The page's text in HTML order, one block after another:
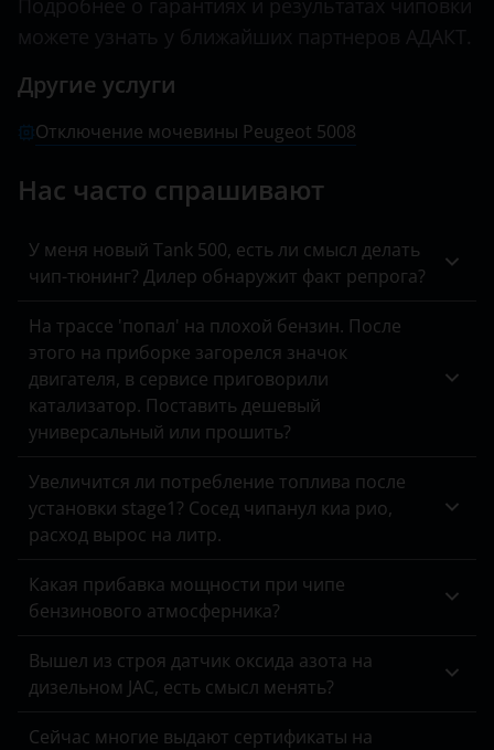
Renault
Saab
Seat
Skoda
Smart
SsangYong
Subaru
Tank
Toyota
Volkswagen
Vortex
Zotye
Changan
Chery
Chevrolet
Citroen
Daewoo
Daihatsu
Datsun
DongFeng
EXEED
FAW
Ford
301
307
4008
407
408
5008
508
Partner
Traveller
Другие услуги
Отключение мочевины Peugeot 5008
Нас часто спрашивают
У меня новый Tank 500, есть ли смысл делать
чип-тюнинг? Дилер обнаружит факт репрога?
На трассе 'попал' на плохой бензин. После
этого на приборке загорелся значок
двигателя, в сервисе приговорили
катализатор. Поставить дешевый
универсальный или прошить?
Увеличится ли потребление топлива после
установки stage1? Сосед чипанул киа рио,
расход вырос на литр.
Какая прибавка мощности при чипе
бензинового атмосферника?
Вышел из строя датчик оксида азота на
дизельном JAC, есть смысл менять?
Сейчас многие выдают сертификаты на